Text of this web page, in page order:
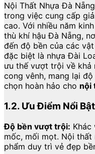
Nội Thất Nhựa Đà
trong việc cung cấp
cao. Với nhiều năm
thù khí hậu Đà Nẵng,
đến độ bền của các
đặc biệt là nhựa Đài
ưu thế vượt trội về khả
cong vênh, mang lại
chọn hoàn hảo cho nội
1.2. Ưu Điểm Nổi
Độ bền vượt trội:
mốc, mối mọt. Nội
phẩm duy trì vẻ đẹp